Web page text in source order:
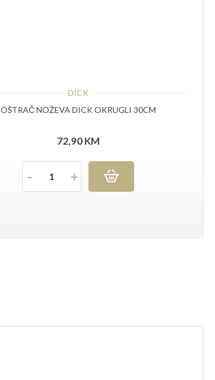
DICK
OŠTRAČ NOŽEVA DICK OKRUGLI 30CM
72,90KM
Količina